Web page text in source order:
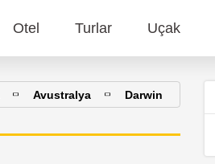
Otel Turlar Uçak
Avustralya Darwin